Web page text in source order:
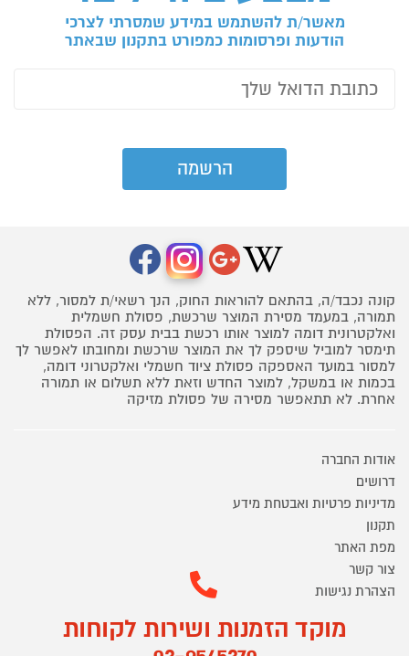
מאשר/ת להשתמש במידע שמסרתי לצרכי
הודעות ופרסומות כמפורט בתקנון שבאתר
קונה נכבד/ה, בהתאם להוראות החוק, הנך רשאי/ת למסור, ללא
תמורה, במעמד מסירת המוצר שרכשת, פסולת חשמלית
ואלקטרונית דומה למוצר אותו רכשת בבית עסק זה. הפסולת
תימסר למוביל שיספק לך את המוצר שרכשת ומחובתו לאפשר לך
למסור במועד האספקה פסולת ציוד חשמלי ואלקטרוני דומה,
בכמות או במשקל, למוצר החדש וזאת ללא תשלום או תמורה
אחרת. לא תתאפשר מסירה של פסולת מזיקה
אודות החברה
דרושים
מדיניות פרטיות ואבטחת מידע
תקנון
מפת האתר
צור קשר
הצהרת נגישות
מוקד הזמנות ושירות לקוחות